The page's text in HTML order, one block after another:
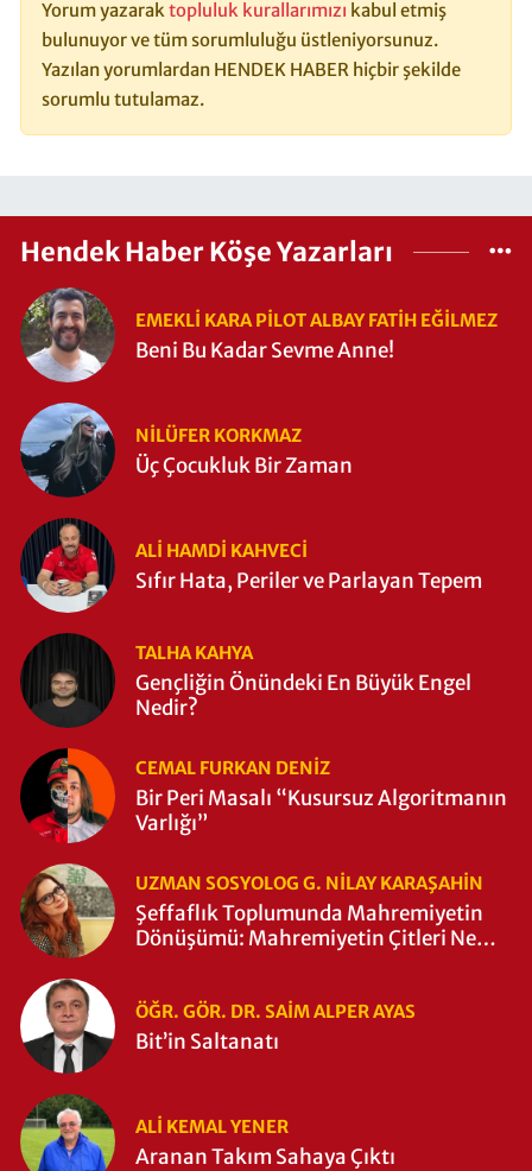
Yorum yazaraktopluluk kurallarımızı kabul etmiş
bulunuyor ve tüm sorumluluğu üstleniyorsunuz.
Yazılan yorumlardan HENDEK HABER hiçbir şekilde
sorumlu tutulamaz.
Hendek Haber Köşe Yazarları
EMEKLI KARA PILOT ALBAY FATIH EĞİLMEZ
Beni Bu Kadar Sevme Anne!
NILÜFER KORKMAZ
Üç Çocukluk Bir Zaman
ALI HAMDI KAHVECİ
Sıfır Hata, Periler ve Parlayan Tepem
TALHA KAHYA
Gençliğin Önündeki En Büyük Engel
Nedir?
CEMAL FURKAN DENİZ
Bir Peri Masalı “Kusursuz Algoritmanın
Varlığı”
UZMAN SOSYOLOG G. NILAY KARAŞAHİN
Şeffaflık Toplumunda Mahremiyetin
Dönüşümü: Mahremiyetin Çitleri Ne
ÖĞR. GÖR. DR. SAIM ALPER AYAS
Bit’in Saltanatı
ALI KEMAL YENER
Aranan Takım Sahaya Çıktı